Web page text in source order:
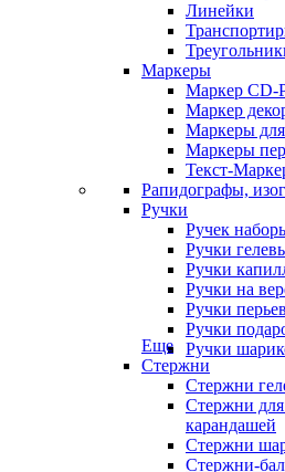
Линейки
Маркеры
Маркер CD-
Маркер
Маркеры
Маркеры
Текст-
Рапидографы,
Ручки
Ручек
Ручки
Ручки
Ручки на
Ручки
Ручки
Ручки
Еще
Стержни
Стержни
Стержни для
карандашей
Стержни
Стержни-